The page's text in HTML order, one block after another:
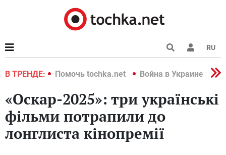
RU
В ТРЕНДЕ:
2022 Помочь tochka.net Война в Украине 2022
«Оскар-2025»: три українські
фільми потрапили до
лонглиста кінопремії